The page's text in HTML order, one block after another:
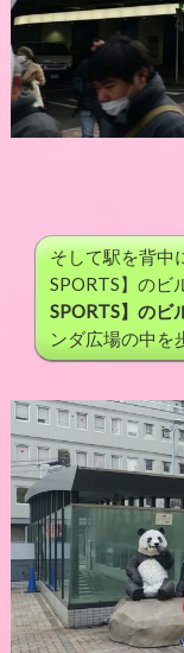
そして駅を背
SPORTS】のビ
SPORTS】のビ
ンダ広場の中を